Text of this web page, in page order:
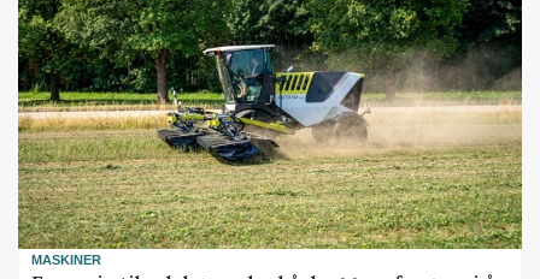
MASKINER